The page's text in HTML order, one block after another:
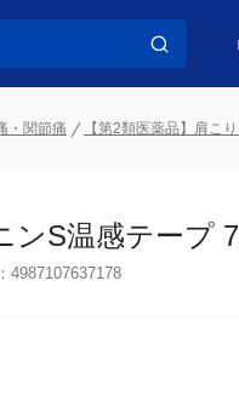
・関節痛 【第2類医薬品】肩こ
ンS温感テープ 7
4987107637178